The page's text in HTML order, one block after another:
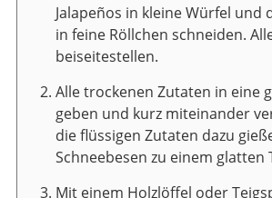
Jalapeños in kleine Würfel und
in feine Röllchen schneiden.
beiseitestellen.
Alle trockenen Zutaten in eine
geben und kurz miteinander
die flüssigen Zutaten dazu
Schneebesen zu einem glatten
Mit einem Holzlöffel oder